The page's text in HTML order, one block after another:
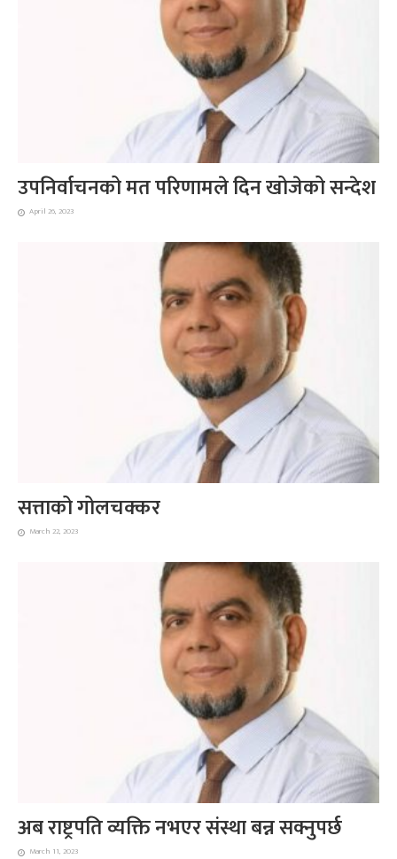
उपनिर्वाचनको मत परिणामले दिन खोजेको सन्देश
April 26, 2023
सत्ताको गोलचक्कर
March 22, 2023
अब राष्ट्रपति व्यक्ति नभएर संस्था बन्न सक्नुपर्छ
March 11, 2023